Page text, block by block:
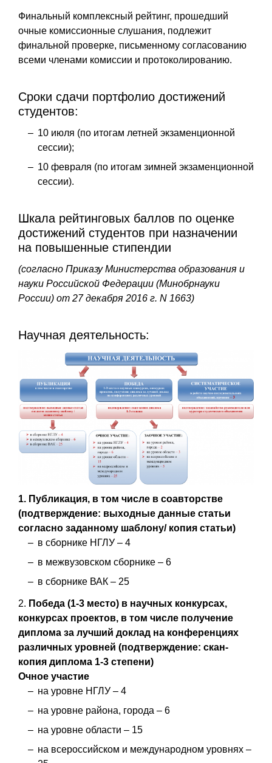
Финальный комплексный рейтинг, прошедший
очные комиссионные слушания, подлежит
финальной проверке, письменному согласованию
всеми членами комиссии и протоколированию.
Сроки сдачи портфолио достижений
студентов:
10 июля (по итогам летней экзаменционной
сессии);
10 февраля (по итогам зимней экзаменционной
сессии).
Шкала рейтинговых баллов по оценке
достижений студентов при назначении
на повышенные стипендии
(согласно Приказу Министерства образования и
науки Российской Федерации (Минобрнауки
России) от 27 декабря 2016 г. N 1663)
Научная деятельность:
1. Публикация, в том числе в соавторстве
(подтверждение: выходные данные статьи
согласно заданному шаблону/ копия статьи)
в сборнике НГЛУ – 4
в межвузовском сборнике – 6
в сборнике ВАК – 25
2. Победа (1-3 место) в научных конкурсах,
конкурсах проектов, в том числе получение
диплома за лучший доклад на конференциях
различных уровней (подтверждение: скан-
копия диплома 1-3 степени)
Очное участие
на уровне НГЛУ – 4
на уровне района, города – 6
на уровне области – 15
на всероссийском и международном уровнях –